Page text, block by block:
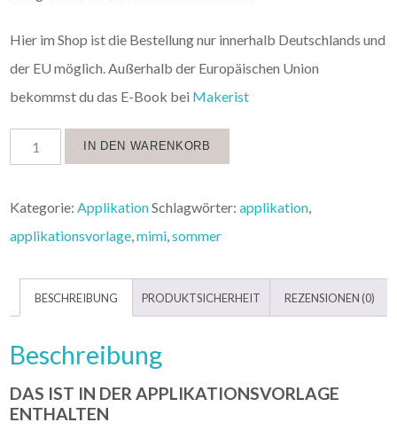
Hier im Shop ist die Bestellung nur innerhalb Deutschlands und
der EU möglich. Außerhalb der Europäischen Union
bekommst du das E-Book bei Makerist
IN DEN WARENKORB
Kategorie:ApplikationSchlagwörter:applikation,
applikationsvorlage,mimi,sommer
BESCHREIBUNG PRODUKTSICHERHEIT REZENSIONEN (0)
Beschreibung
DAS IST IN DER APPLIKATIONSVORLAGE
ENTHALTEN